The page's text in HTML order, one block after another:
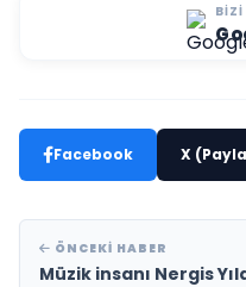
BIZI
Facebook X
ÖNCEKI HABER
Müzik insanı Nergis